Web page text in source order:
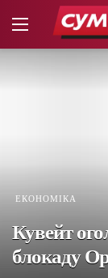
ЕКОНОМІКА
Кувейт
блокаду